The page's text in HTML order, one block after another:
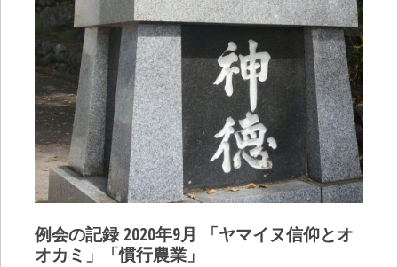
例会の記録 2020年9月 「ヤマイヌ信仰とオ
オカミ」「慣行農業」